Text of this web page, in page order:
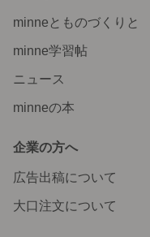
minneとものづくりと
minne学習帖
ニュース
minneの本
企業の方へ
広告出稿について
大口注文について